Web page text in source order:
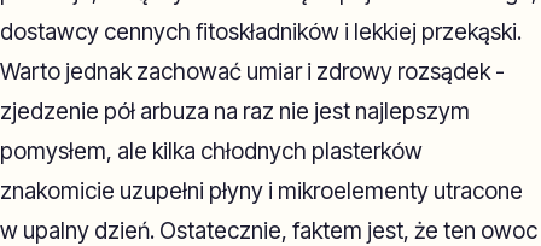
dostawcy cennych fitoskładników i lekkiej przekąski.
Warto jednak zachować umiar i zdrowy rozsądek -
zjedzenie pół arbuza na raz nie jest najlepszym
pomysłem, ale kilka chłodnych plasterków
znakomicie uzupełni płyny i mikroelementy utracone
w upalny dzień. Ostatecznie, faktem jest, że ten owoc